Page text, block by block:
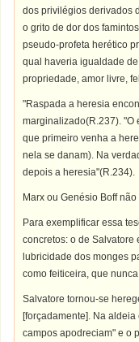
dos privilégios derivados
o grito de dor dos
pseudo-profeta herético
qual haveria igualdade
propriedade, amor livre,
"Raspada a heresia
marginalizado(R.237). "O
que primeiro venha a
nela se danam). Na
depois a heresia"(R.234).
Marx ou Genésio Boff
Para exemplificar essa
concretos: o de Salvatore
lubricidade dos monges
como feiticeira, que
Salvatore tornou-se
[forçadamente]. Na
campos apodreciam" e o